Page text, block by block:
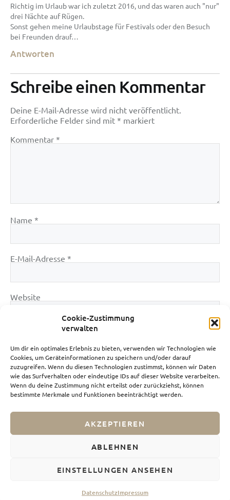
Cookie-Zustimmung
verwalten
Um dir ein optimales Erlebnis zu bieten, verwenden wir Technologien wie
Cookies, um Geräteinformationen zu speichern und/oder darauf
zuzugreifen. Wenn du diesen Technologien zustimmst, können wir Daten
wie das Surfverhalten oder eindeutige IDs auf dieser Website verarbeiten.
Wenn du deine Zustimmung nicht erteilst oder zurückziehst, können
bestimmte Merkmale und Funktionen beeinträchtigt werden.
AKZEPTIEREN
ABLEHNEN
EINSTELLUNGEN ANSEHEN
DatenschutzImpressum
Richtig im Urlaub war ich zuletzt 2016, und das waren auch "nur"
drei Nächte auf Rügen.
Sonst gehen meine Urlaubstage für Festivals oder den Besuch
bei Freunden drauf…
Antworten
Schreibe einen Kommentar
Deine E-Mail-Adresse wird nicht veröffentlicht.
Erforderliche Felder sind mit * markiert
Kommentar *
Name *
E-Mail-Adresse *
Website
Impressum Datenschutz
Webdesign von Nicolas Grimm